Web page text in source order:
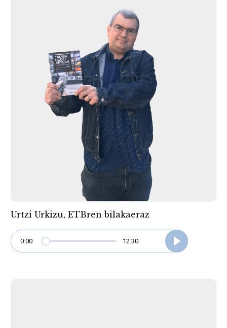
Urtzi Urkizu, ETBren bilakaeraz
0:00 12:30